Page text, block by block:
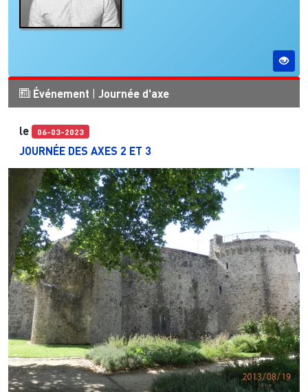
Événement | Journée d'axe
le 06-03-2023
JOURNÉE DES AXES 2 ET 3